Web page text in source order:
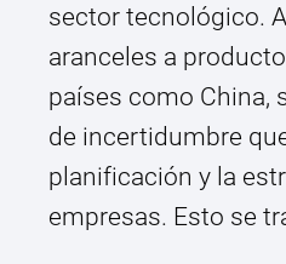
sector tecnológico.
aranceles a
países como China,
de incertidumbre
planificación y la
empresas. Esto se